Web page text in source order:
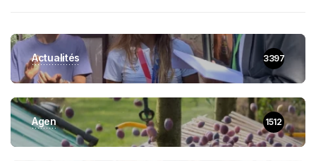
Actualités 3397
Agen 1512